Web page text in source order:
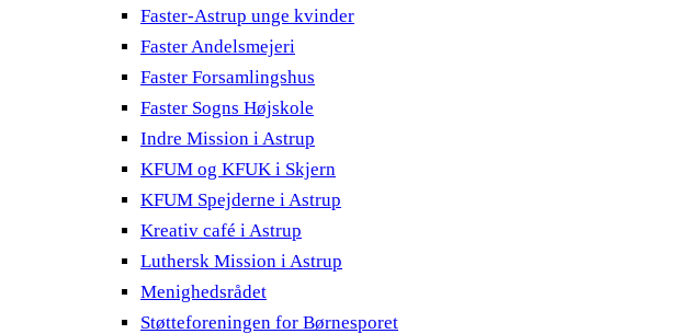
Faster-Astrup unge kvinder
Faster Andelsmejeri
Faster Forsamlingshus
Faster Sogns Højskole
Indre Mission i Astrup
KFUM og KFUK i Skjern
KFUM Spejderne i Astrup
Kreativ café i Astrup
Luthersk Mission i Astrup
Menighedsrådet
Støtteforeningen for Børnesporet